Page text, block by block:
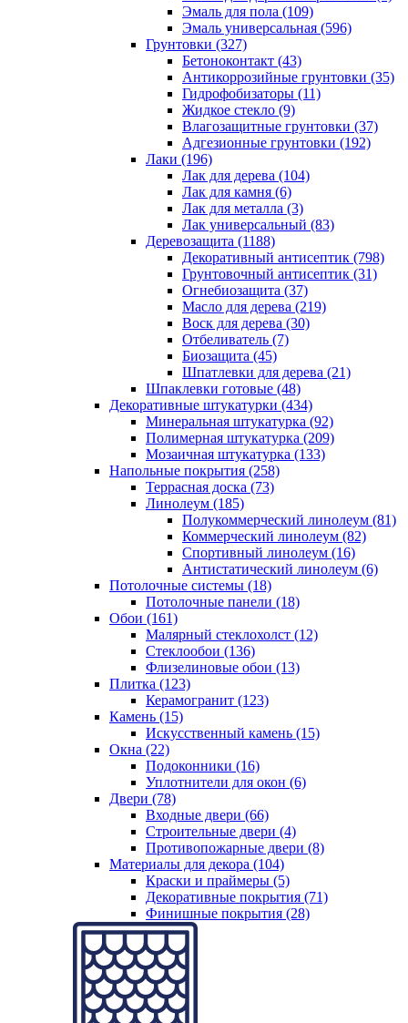
Эмаль для пола (109)
Эмаль универсальная (596)
Грунтовки (327)
Бетоноконтакт (43)
Антикоррозийные грунтовки (35)
Гидрофобизаторы (11)
Жидкое стекло (9)
Влагозащитные грунтовки (37)
Адгезионные грунтовки (192)
Лаки (196)
Лак для дерева (104)
Лак для камня (6)
Лак для металла (3)
Лак универсальный (83)
Деревозащита (1188)
Декоративный антисептик (798)
Грунтовочный антисептик (31)
Огнебиозащита (37)
Масло для дерева (219)
Воск для дерева (30)
Отбеливатель (7)
Биозащита (45)
Шпатлевки для дерева (21)
Шпаклевки готовые (48)
Декоративные штукатурки (434)
Минеральная штукатурка (92)
Полимерная штукатурка (209)
Мозаичная штукатурка (133)
Напольные покрытия (258)
Террасная доска (73)
Линолеум (185)
Полукоммерческий линолеум (81)
Коммерческий линолеум (82)
Спортивный линолеум (16)
Антистатический линолеум (6)
Потолочные системы (18)
Потолочные панели (18)
Обои (161)
Малярный стеклохолст (12)
Стеклообои (136)
Флизелиновые обои (13)
Плитка (123)
Керамогранит (123)
Камень (15)
Искусственный камень (15)
Окна (22)
Подоконники (16)
Уплотнители для окон (6)
Двери (78)
Входные двери (66)
Строительные двери (4)
Противопожарные двери (8)
Материалы для декора (104)
Краски и праймеры (5)
Декоративные покрытия (71)
Финишные покрытия (28)